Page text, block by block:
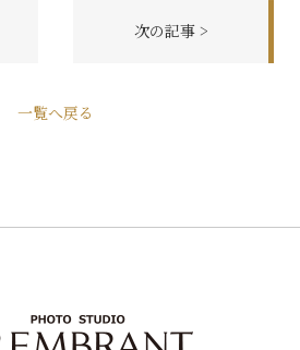
次の記事 >
一覧へ戻る